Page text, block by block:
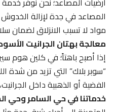
المصاعد في جدة لإزالة الخدوش
مواد لا تسبب الانزلاق لضمان
معالجة بهتان الجرانيت الأسود
إذا أصبح باهتاً؛ في كلين هوم
“سوبر بلاك” التي تزيد من شدة
الفضية أو الذهبية داخل
خدماتنا في حي السامر وحي